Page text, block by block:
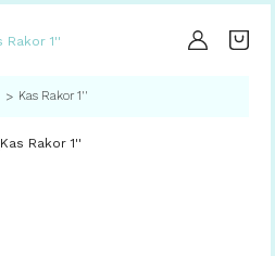
Kas Rakor 1''